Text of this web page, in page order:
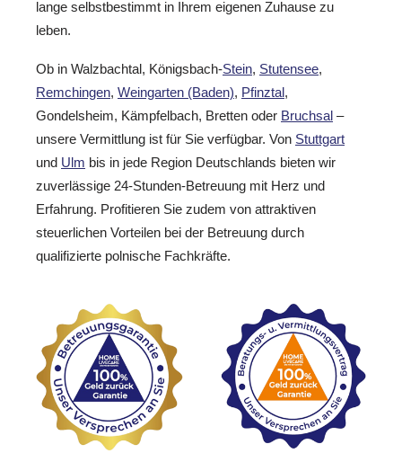
lange selbstbestimmt in Ihrem eigenen Zuhause zu
leben.
Ob in Walzbachtal, Königsbach-Stein, Stutensee,
Remchingen, Weingarten (Baden), Pfinztal,
Gondelsheim, Kämpfelbach, Bretten oder Bruchsal –
unsere Vermittlung ist für Sie verfügbar. Von Stuttgart
und Ulm bis in jede Region Deutschlands bieten wir
zuverlässige 24-Stunden-Betreuung mit Herz und
Erfahrung. Profitieren Sie zudem von attraktiven
steuerlichen Vorteilen bei der Betreuung durch
qualifizierte polnische Fachkräfte.